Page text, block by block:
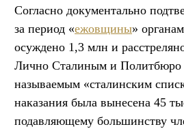
Согласно документально
за период «ежовщины»
осуждено 1,3 млн и
Лично Сталиным и
называемым «сталинским
наказания была вынесена 45
подавляющему большинству